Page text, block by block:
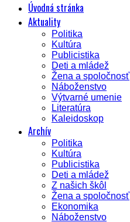
Úvodná stránka
Aktuality
Politika
Kultúra
Publicistika
Deti a mládež
Žena a spoločnosť
Náboženstvo
Výtvarné umenie
Literatúra
Kaleidoskop
Archív
Politika
Kultúra
Publicistika
Deti a mládež
Z našich škôl
Žena a spoločnosť
Ekonomika
Náboženstvo